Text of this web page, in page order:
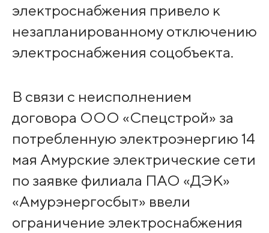
электроснабжения привело к
незапланированному отключению
электроснабжения соцобъекта.
В связи с неисполнением
договора ООО «Спецстрой» за
потребленную электроэнергию 14
мая Амурские электрические сети
по заявке филиала ПАО «ДЭК»
«Амурэнергосбыт» ввели
ограничение электроснабжения